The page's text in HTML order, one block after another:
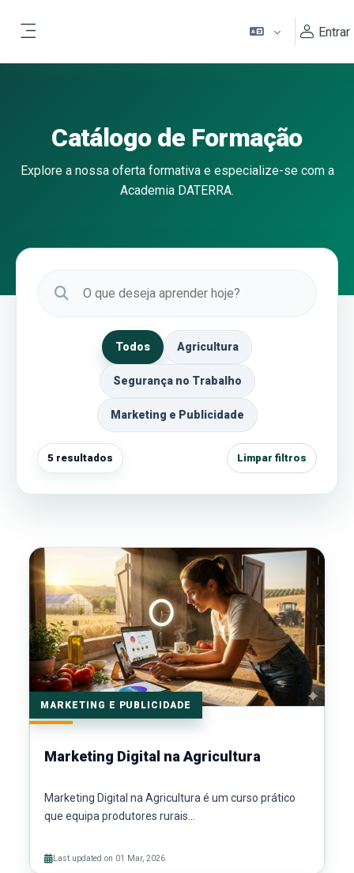
Entrar
Catálogo de Formação
Explore a nossa oferta formativa e especialize-se com a
Academia DATERRA.
Todos Agricultura
Segurança no Trabalho
Marketing e Publicidade
5 resultados Limpar filtros
MARKETING E PUBLICIDADE
Marketing Digital na Agricultura
Marketing Digital na Agricultura é um curso prático
que equipa produtores rurais...
Last updated on 01 Mar, 2026